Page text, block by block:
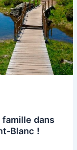
dans
Blanc !